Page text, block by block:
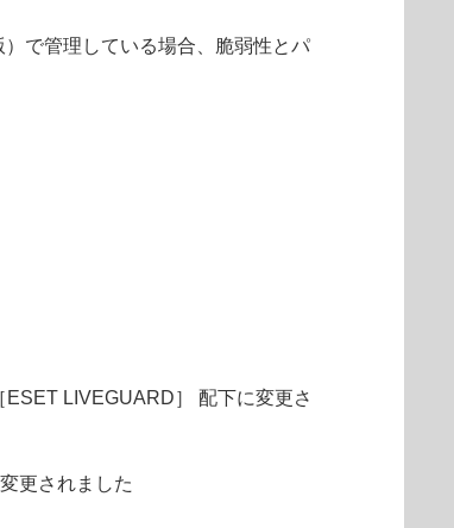
で管理している場合、脆弱性とパ
LIVEGUARD］ 配下に変更さ
更されました